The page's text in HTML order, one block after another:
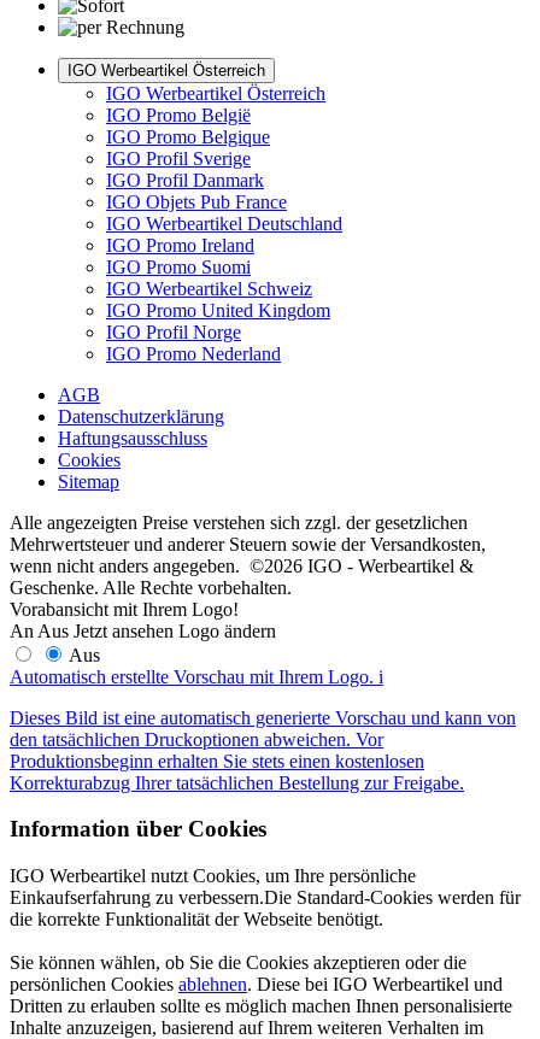
IGO Werbeartikel Österreich
IGO Werbeartikel Österreich
IGO Promo België
IGO Promo Belgique
IGO Profil Sverige
IGO Profil Danmark
IGO Objets Pub France
IGO Werbeartikel Deutschland
IGO Promo Ireland
IGO Promo Suomi
IGO Werbeartikel Schweiz
IGO Promo United Kingdom
IGO Profil Norge
IGO Promo Nederland
AGB
Datenschutzerklärung
Haftungsausschluss
Cookies
Sitemap
Alle angezeigten Preise verstehen sich zzgl. der gesetzlichen
Mehrwertsteuer und anderer Steuern sowie der Versandkosten,
wenn nicht anders angegeben. ©2026 IGO - Werbeartikel &
Geschenke. Alle Rechte vorbehalten.
Vorabansicht mit Ihrem Logo!
An Aus Jetzt ansehen Logo ändern
Aus
Automatisch erstellte Vorschau mit Ihrem Logo. i
Dieses Bild ist eine automatisch generierte Vorschau und kann von
den tatsächlichen Druckoptionen abweichen. Vor
Produktionsbeginn erhalten Sie stets einen kostenlosen
Korrekturabzug Ihrer tatsächlichen Bestellung zur Freigabe.
Information über Cookies
IGO Werbeartikel nutzt Cookies, um Ihre persönliche
Einkaufserfahrung zu verbessern.Die Standard-Cookies werden für
die korrekte Funktionalität der Webseite benötigt.
Sie können wählen, ob Sie die Cookies akzeptieren oder die
persönlichen Cookies ablehnen. Diese bei IGO Werbeartikel und
Dritten zu erlauben sollte es möglich machen Ihnen personalisierte
Inhalte anzuzeigen, basierend auf Ihrem weiteren Verhalten im